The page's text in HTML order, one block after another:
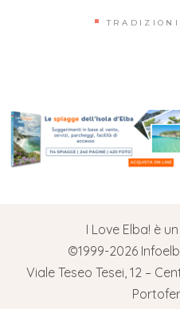
I Love Elba! è
©1999-2026
Viale Teseo Tesei, 12 –